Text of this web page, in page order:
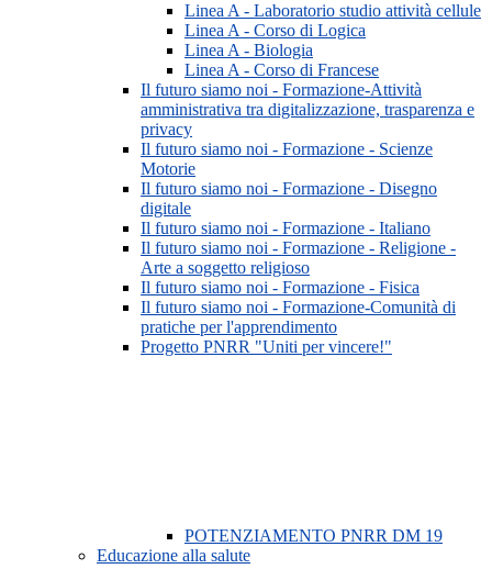
Linea A - Laboratorio studio attività cellule
Linea A - Corso di Logica
Linea A - Biologia
Linea A - Corso di Francese
Il futuro siamo noi - Formazione-Attività
amministrativa tra digitalizzazione, trasparenza e
privacy
Il futuro siamo noi - Formazione - Scienze
Motorie
Il futuro siamo noi - Formazione - Disegno
digitale
Il futuro siamo noi - Formazione - Italiano
Il futuro siamo noi - Formazione - Religione -
Arte a soggetto religioso
Il futuro siamo noi - Formazione - Fisica
Il futuro siamo noi - Formazione-Comunità di
pratiche per l'apprendimento
Progetto PNRR "Uniti per vincere!"
POTENZIAMENTO PNRR DM 19
Educazione alla salute